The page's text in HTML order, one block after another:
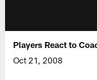
Players React to
Oct 21, 2008